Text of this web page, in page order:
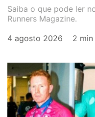
Saiba o que pode ler
Runners Magazine.
4 agosto 2026
2 min